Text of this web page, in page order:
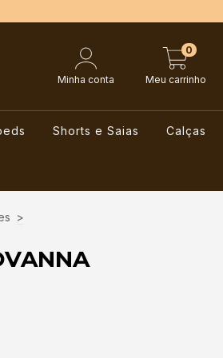
Minha conta Meu carrinho
0
Shorts e Saias Calças
>